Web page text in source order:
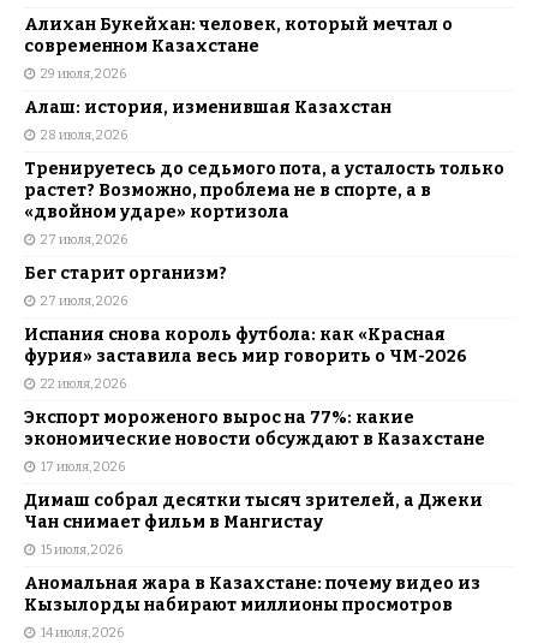
Алихан Букейхан: человек, который мечтал о
современном Казахстане
29 июля, 2026
Алаш: история, изменившая Казахстан
28 июля, 2026
Тренируетесь до седьмого пота, а усталость только
растет? Возможно, проблема не в спорте, а в
«двойном ударе» кортизола
27 июля, 2026
Бег старит организм?
27 июля, 2026
Испания снова король футбола: как «Красная
фурия» заставила весь мир говорить о ЧМ-2026
22 июля, 2026
Экспорт мороженого вырос на 77%: какие
экономические новости обсуждают в Казахстане
17 июля, 2026
Димаш собрал десятки тысяч зрителей, а Джеки
Чан снимает фильм в Мангистау
15 июля, 2026
Аномальная жара в Казахстане: почему видео из
Кызылорды набирают миллионы просмотров
14 июля, 2026